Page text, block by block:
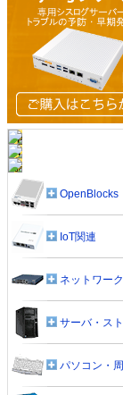
OpenBlocks
IoT関連
ネットワーク
サーバ・ス
パソコン・